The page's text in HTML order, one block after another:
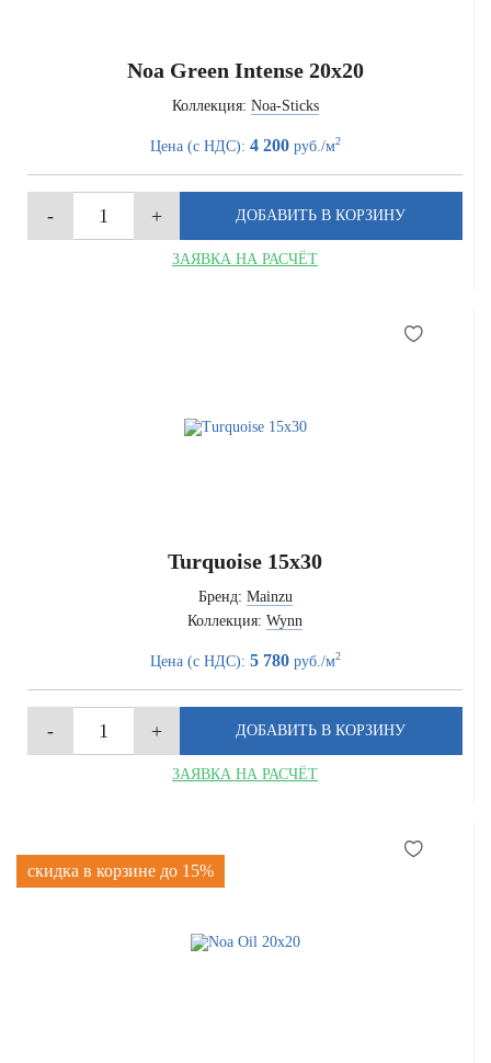
Noa Green Intense 20x20
Коллекция: Noa-Sticks
Цена (с НДС): 4 200руб./м2
ЗАЯВКА НА РАСЧЁТ
Turquoise 15x30
Бренд: Mainzu
Коллекция: Wynn
Цена (с НДС): 5 780руб./м2
ЗАЯВКА НА РАСЧЁТ
скидка в корзине до 15%